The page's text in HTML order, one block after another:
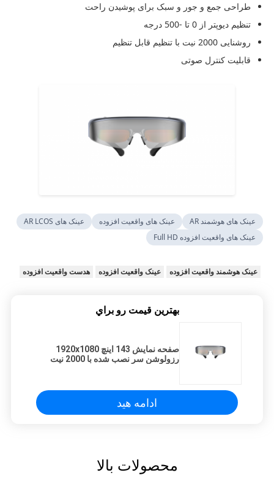
طراحی جمع و جور و سبک برای پوشیدن راحت
تنظیم دیوپتر از 0 تا -500 درجه
روشنایی 2000 نیت با تنظیم قابل تنظیم
قابلیت کنترل صوتی
عینک های هوشمند AR عینک های واقعیت افزوده
عینک های AR LCOS
عینک های واقعیت افزوده Full HD
عینک هوشمند واقعیت افزوده عینک واقعیت افزوده هدست واقعیت افزوده
بهترين قيمت رو براي
صفحه نمایش 143 اینچ 1920x1080
رزولوشن سر نصب شده با 2000 نیت
ادامه هید
محصولات بالا